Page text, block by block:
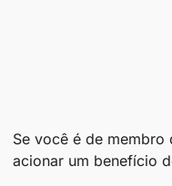
Se você é de
acionar um benefício